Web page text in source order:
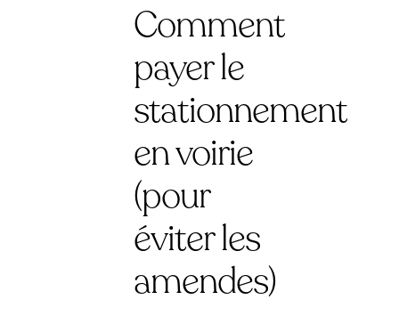
Comment
payer le
stationnement
en voirie
(pour
éviter les
amendes)